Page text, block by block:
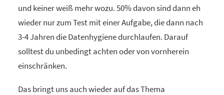
und keiner weiß mehr wozu. 50% davon sind dann eh
wieder nur zum Test mit einer Aufgabe, die dann nach
3-4 Jahren die Datenhygiene durchlaufen. Darauf
solltest du unbedingt achten oder von vornherein
einschränken.
Das bringt uns auch wieder auf das Thema